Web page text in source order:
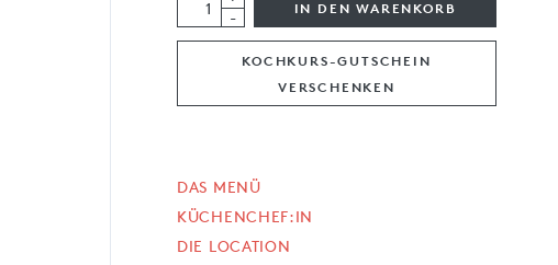
-
IN DEN WARENKORB
KOCHKURS-GUTSCHEIN
VERSCHENKEN
DAS MENÜ
KÜCHENCHEF:IN
DIE LOCATION